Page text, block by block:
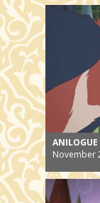
ANILOGUE
November